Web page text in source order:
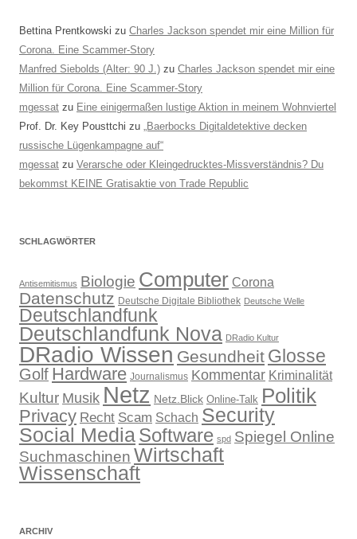
Bettina Prentkowski zu Charles Jackson spendet mir eine Million für
Corona. Eine Scammer-Story
Manfred Siebolds (Alter: 90 J.) zu Charles Jackson spendet mir eine
Million für Corona. Eine Scammer-Story
mgessat zu Eine einigermaßen lustige Aktion in meinem Wohnviertel
Prof. Dr. Key Pousttchi zu „Baerbocks Digitaldetektive decken
russische Lügenkampagne auf“
mgessat zu Verarsche oder Kleingedrucktes-Missverständnis? Du
bekommst KEINE Gratisaktie von Trade Republic
SCHLAGWÖRTER
Antisemitismus Biologie Computer Corona
Datenschutz Deutsche Digitale Bibliothek Deutsche Welle
Deutschlandfunk
Deutschlandfunk Nova DRadio Kultur
DRadio Wissen Gesundheit Glosse
Golf Hardware Journalismus Kommentar Kriminalität
Kultur Musik Netz Netz.Blick Online-Talk Politik
Privacy Recht Scam Schach Security
Social MediaSoftware spd Spiegel Online
Suchmaschinen Wirtschaft
Wissenschaft
ARCHIV